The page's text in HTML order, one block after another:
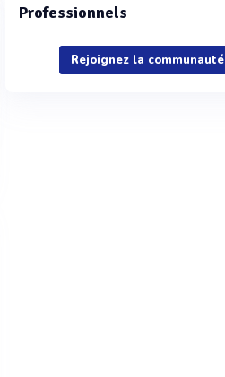
Professionnels
Rejoignez la communauté